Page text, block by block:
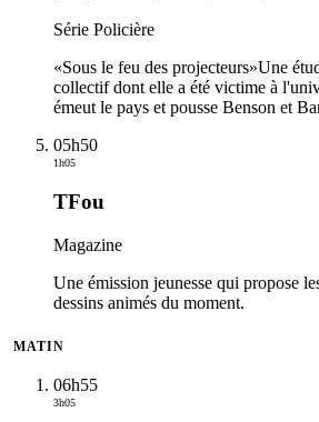
Série Policière
«Sous le feu des projecteurs»Une
collectif dont elle a été victime à
émeut le pays et pousse Benson et
05h50
1h05
TFou
Magazine
Une émission jeunesse qui propose
dessins animés du moment.
MATIN
06h55
3h05